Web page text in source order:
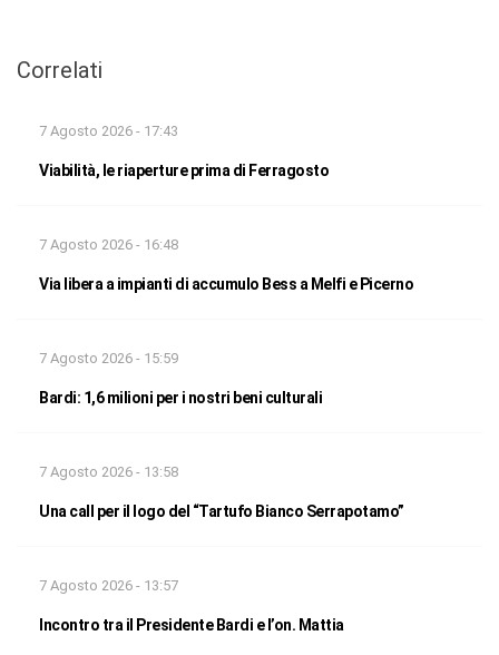
Correlati
7 Agosto 2026 - 17:43
Viabilità, le riaperture prima di Ferragosto
7 Agosto 2026 - 16:48
Via libera a impianti di accumulo Bess a Melfi e Picerno
7 Agosto 2026 - 15:59
Bardi: 1,6 milioni per i nostri beni culturali
7 Agosto 2026 - 13:58
Una call per il logo del “Tartufo Bianco Serrapotamo”
7 Agosto 2026 - 13:57
Incontro tra il Presidente Bardi e l’on. Mattia